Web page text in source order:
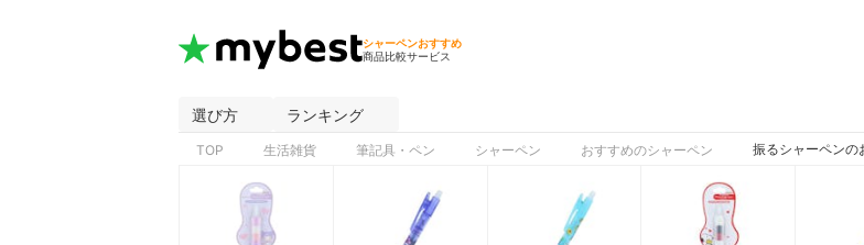
シャーペンおすすめ
商品比較サービス
選び方 ランキング
TOP 生活雑貨 筆記具・ペン シャーペン おすすめのシャーペン 振るシャーペンの